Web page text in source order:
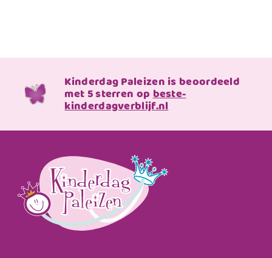
Kinderdag Paleizen is beoordeeld
met 5 sterren opbeste-
kinderdagverblijf.nl